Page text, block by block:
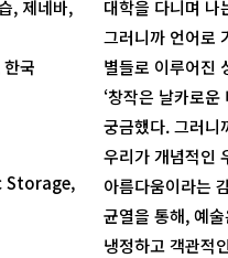
대학을 다니며 나
그러니까 언어로
별들로 이루어진
‘창작은 날카로
궁금했다. 그러니
우리가 개념적인
아름다움이라는
균열을 통해, 예
냉정하고 객관적
, 제네바,
국
Storage,